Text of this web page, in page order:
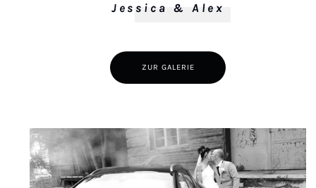
Jessica & Alex
ZUR GALERIE